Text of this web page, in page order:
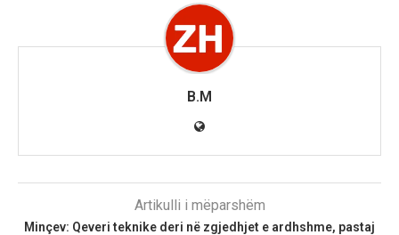
B.M
Artikulli i mëparshëm
Minçev: Qeveri teknike deri në zgjedhjet e ardhshme, pastaj